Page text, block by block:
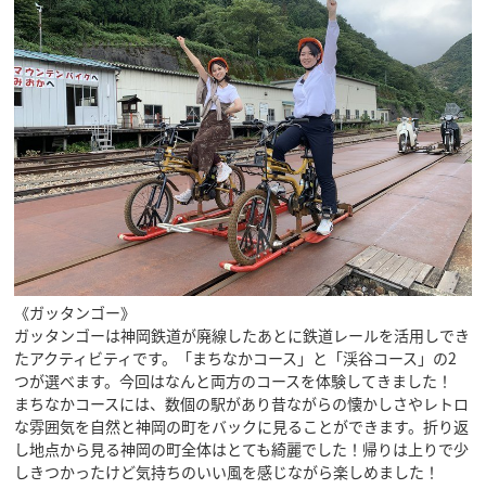
《ガッタンゴー》
ガッタンゴーは神岡鉄道が廃線したあとに鉄道レールを活用しでき
たアクティビティです。「まちなかコース」と「渓谷コース」の2
つが選べます。今回はなんと両方のコースを体験してきました！
まちなかコースには、数個の駅があり昔ながらの懐かしさやレトロ
な雰囲気を自然と神岡の町をバックに見ることができます。折り返
し地点から見る神岡の町全体はとても綺麗でした！帰りは上りで少
しきつかったけど気持ちのいい風を感じながら楽しめました！